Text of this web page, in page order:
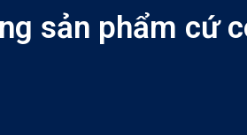
sản phẩm cứ